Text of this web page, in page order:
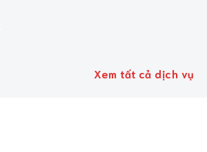
Xem tất cả dịch vụ